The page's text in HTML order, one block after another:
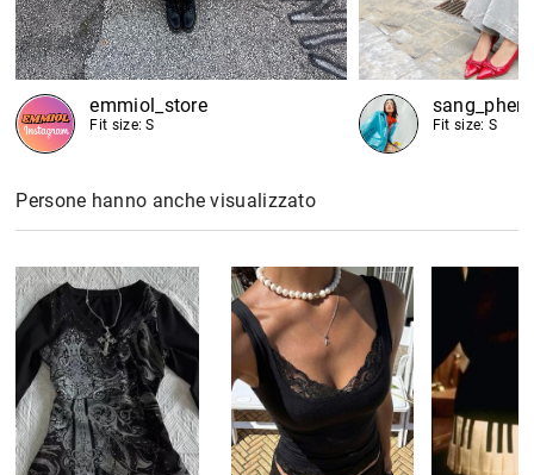
emmiol_store
Fit size: S
sang_phen
Fit size: S
Persone hanno anche visualizzato